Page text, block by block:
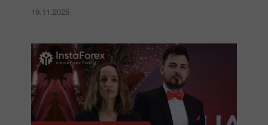
19.11.2025